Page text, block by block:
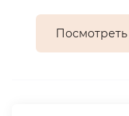
Посмотреть